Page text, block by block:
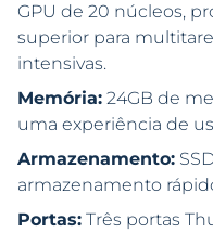
GPU de 20 núcleos,
superior para
intensivas.
Memória: 24GB de
uma experiência de
Armazenamento:
armazenamento
Portas: Três portas